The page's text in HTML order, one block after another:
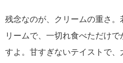
残念なのが、クリームの重さ。
リームで、一切れ食べただけ
すよ。甘すぎないテイストで